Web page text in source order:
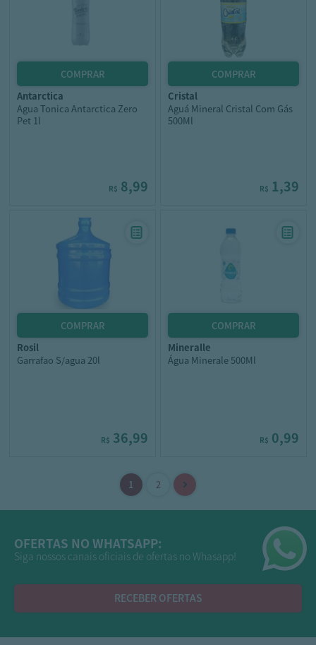
antarctica
Agua Tonica Antarctica Zero
Pet 1l
R$ 8,99
cristal
Aguá Mineral Cristal Com Gás
500Ml
R$ 1,39
rosil
Garrafao S/agua 20l
R$ 36,99
mineralle
Água Minerale 500Ml
R$ 0,99
OFERTAS NO WHATSAPP:
Siga nossos canais oficiais de ofertas no Whasapp!
RECEBER OFERTAS